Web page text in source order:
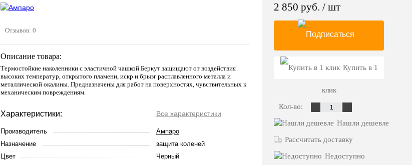
Отзывов: 0
Описание товара:
Термостойкие наколенники с эластичной чашкой Беркут защищают от воздействия
высоких температур, открытого пламени, искр и брызг расплавленного металла и
металлической окалины. Предназначены для работ на поверхностях, чувствительных к
механическим повреждениям.
Характеристики: Все характеристики
Производитель
Ампаро
Назначение
защита коленей
Цвет
Черный
2 850 руб. / шт
ПодписатьсяКупить в 1
клик
Кол-во:
Нашли дешевле
Рассчитать доставку
Недоступно